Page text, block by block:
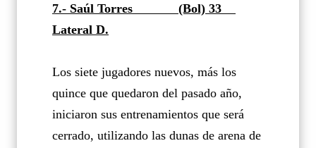
7.- Saúl Torres
(Bol) 33
Lateral D.
Los siete jugadores nuevos, más los
quince que quedaron del pasado año,
iniciaron sus entrenamientos que será
cerrado, utilizando las dunas de arena de